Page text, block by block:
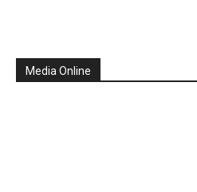
Media Online